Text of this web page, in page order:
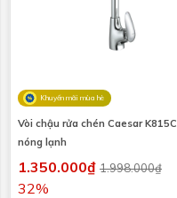
Khuyến mãi mùa hè
Vòi chậu rửa chén Caesar K815C
nóng lạnh
1.350.000₫ 1.998.000₫
32%